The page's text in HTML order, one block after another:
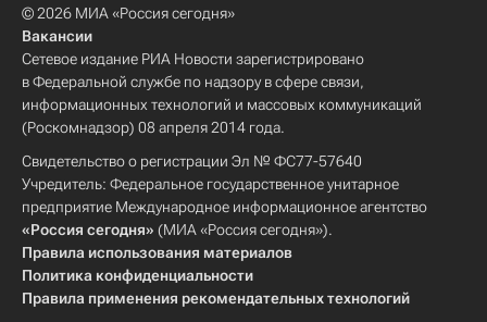
© 2026 МИА «Россия сегодня»
Вакансии
Сетевое издание РИА Новости зарегистрировано
в Федеральной службе по надзору в сфере связи,
информационных технологий и массовых коммуникаций
(Роскомнадзор) 08 апреля 2014 года.
Свидетельство о регистрации Эл № ФС77-57640
Учредитель: Федеральное государственное унитарное
предприятие Международное информационное агентство
«Россия сегодня» (МИА «Россия сегодня»).
Правила использования материалов
Политика конфиденциальности
Правила применения рекомендательных технологий